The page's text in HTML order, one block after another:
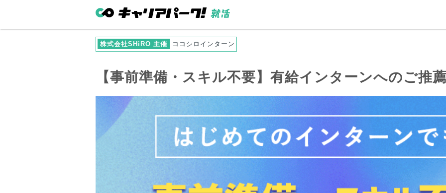
株式会社SHiRO 主催 ココシロインターン
【事前準備・スキル不要】有給インターンへのご推